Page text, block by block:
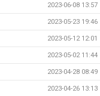
2023-06-08 13:57
2023-05-23 19:46
2023-05-12 12:01
2023-05-02 11:44
2023-04-28 08:49
2023-04-26 13:13